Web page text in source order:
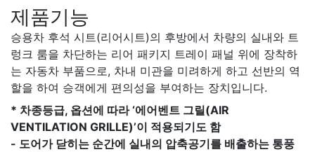
제품기능
승용차 후석 시트(리어시트)의 후방에서 차량의 실내와 트
렁크 룸을 차단하는 리어 패키지 트레이 패널 위에 장착하
는 자동차 부품으로, 차내 미관을 미려하게 하고 선반의 역
할을 하여 승객에게 편의성을 부여하는 장치입니다.
* 차종등급, 옵션에 따라 ‘에어벤트 그릴(AIR
VENTILATION GRILLE)’이 적용되기도 함
- 도어가 닫히는 순간에 실내의 압축공기를 배출하는 통풍